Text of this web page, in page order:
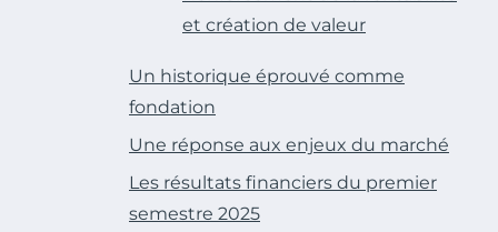
et création de valeur
Un historique éprouvé comme
fondation
Une réponse aux enjeux du marché
Les résultats financiers du premier
semestre 2025